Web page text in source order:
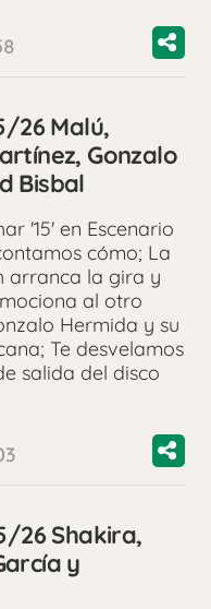
26 Malú,
Gonzalo
Bisbal
'15' en Escenario
cómo; La
arranca la gira y
al otro
Hermida y su
Te desvelamos
salida del disco
26 Shakira,
y